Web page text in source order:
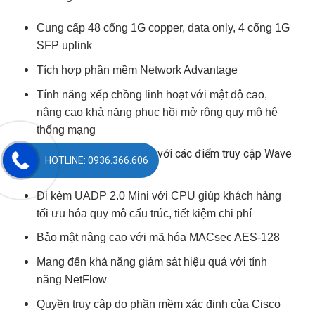
Cung cấp 48 cổng 1G copper, data only, 4 cổng 1G
SFP uplink
Tích hợp phần mềm Network Advantage
Tính năng xếp chồng linh hoạt với mật độ cao,
nâng cao khả năng phục hồi mở rộng quy mô hệ
thống mạng
Hỗ trợ kết nối không dây với các điểm truy cập Wave
2
Đi kèm UADP 2.0 Mini với CPU giúp khách hàng
tối ưu hóa quy mô cấu trúc, tiết kiệm chi phí
Bảo mật nâng cao với mã hóa MACsec AES-128
Mang đến khả năng giám sát hiệu quả với tính
năng NetFlow
Quyền truy cập do phần mềm xác định của Cisco
HOTLINE: 0936.366.606